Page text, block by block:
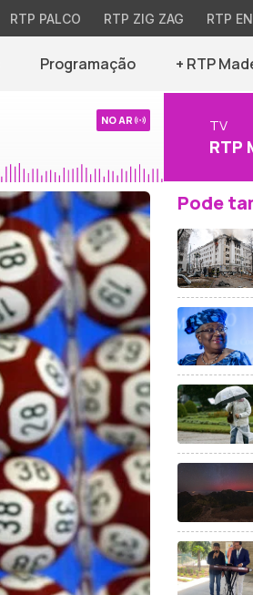
RTP PALCO RTP ZIG ZAG RTP
Programação + RTP
NO AR TV
RTP
Pode